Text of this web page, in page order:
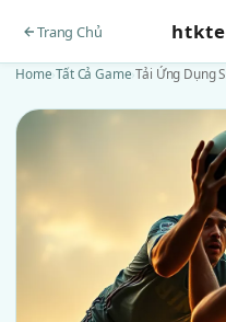
Trang Chủ
Home›Tất Cả Game›Tải Ứng Dụng